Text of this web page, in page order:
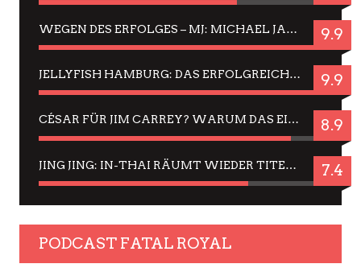
WEGEN DES ERFOLGES – MJ: MICHAEL JACKSON MUSICAL IN EINER MATINEE SEHEN 9.9
JELLYFISH HAMBURG: DAS ERFOLGREICHE SOMMER-MENÜ 2025 IN GEFÜHLEN UND BILDERN 9.9
CÉSAR FÜR JIM CARREY? WARUM DAS EINER DER NERVIGSTEN ACTORS IST UND BLEIBT 8.9
JING JING: IN-THAI RÄUMT WIEDER TITEL AB – EIN ZWEI-STUNDEN-ERLEBNISBERICHT 7.4
PODCAST FATAL ROYAL